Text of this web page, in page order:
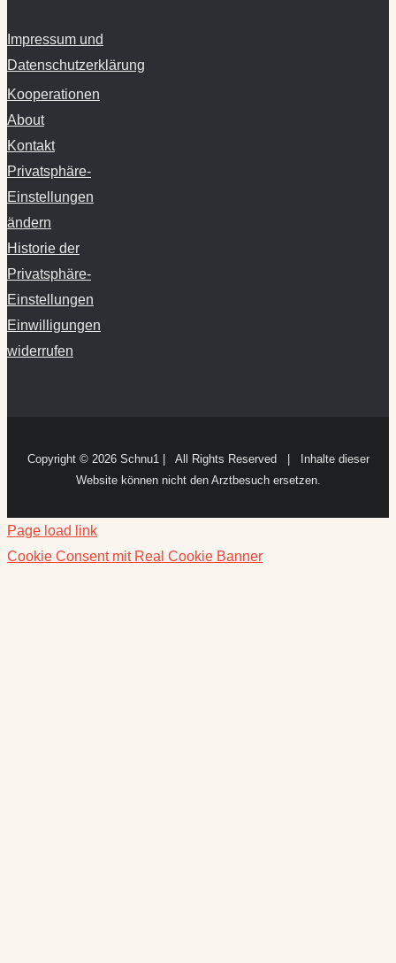
Impressum und
Datenschutzerklärung
Kooperationen
About
Kontakt
Privatsphäre-
Einstellungen
ändern
Historie der
Privatsphäre-
Einstellungen
Einwilligungen
widerrufen
Copyright © 2026 Schnu1 | All Rights Reserved | Inhalte dieser
Website können nicht den Arztbesuch ersetzen.
Page load link
Cookie Consent mit Real Cookie Banner